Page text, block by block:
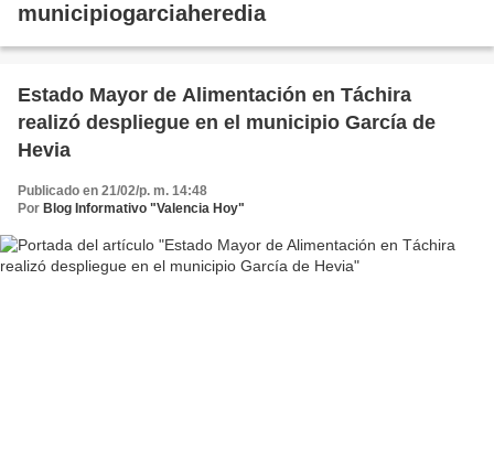
municipiogarciaheredia
Estado Mayor de Alimentación en Táchira
realizó despliegue en el municipio García de
Hevia
Publicado en 21/02/p. m. 14:48
Por Blog Informativo "Valencia Hoy"